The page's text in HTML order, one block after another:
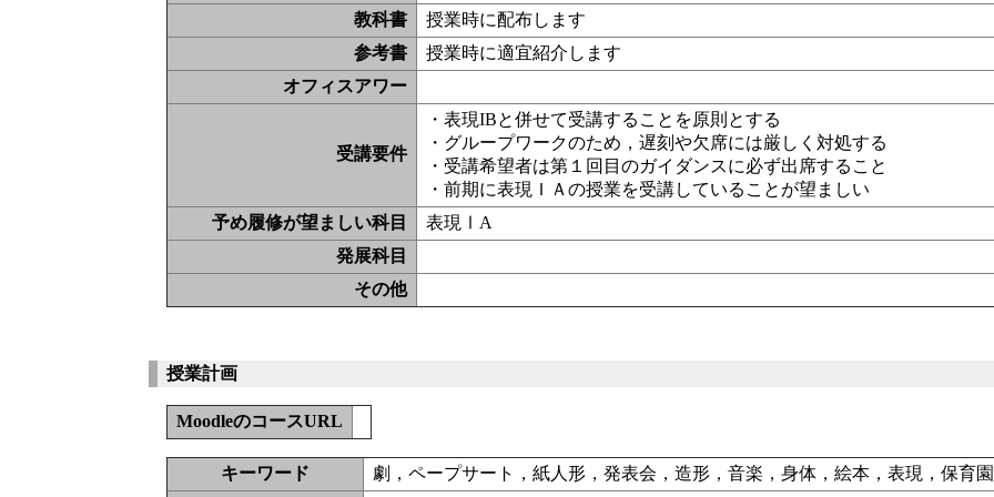
教科書
授業時に配布します
参考書
授業時に適宜紹介します
オフィスアワー
受講要件
・表現IBと併せて受講することを原則とする
・グループワークのため，遅刻や欠席には厳しく対処する
・受講希望者は第１回目のガイダンスに必ず出席すること
・前期に表現ＩＡの授業を受講していることが望ましい
予め履修が望ましい科目
表現ⅠA
発展科目
その他
授業計画
MoodleのコースURL
キーワード
劇，ペープサート，紙人形，発表会，造形，音楽，身体，絵本，表現，保育園